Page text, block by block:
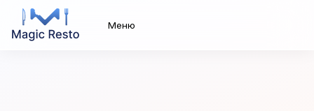
Меню